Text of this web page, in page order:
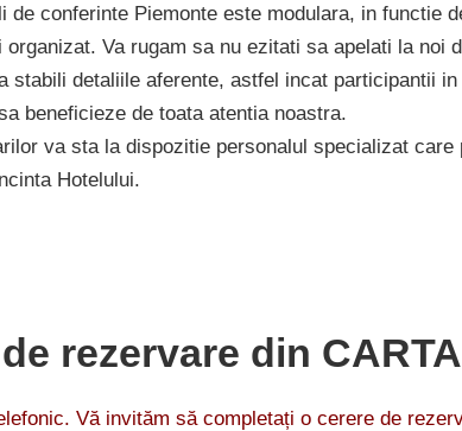
de conferinte Piemonte este modulara, in functie
Va rugam sa nu ezitati sa apelati la noi
stabili detaliile aferente, astfel incat participantii in
beneficieze de toata atentia noastra.
va sta la dispozitie personalul specializat care
Hotelului.
rezervare din
Vă invităm să completați o cerere de